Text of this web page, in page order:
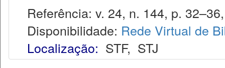
Referência: v. 24, n. 144, p.
Disponibilidade: Rede Virtual de
Localização: STF, STJ